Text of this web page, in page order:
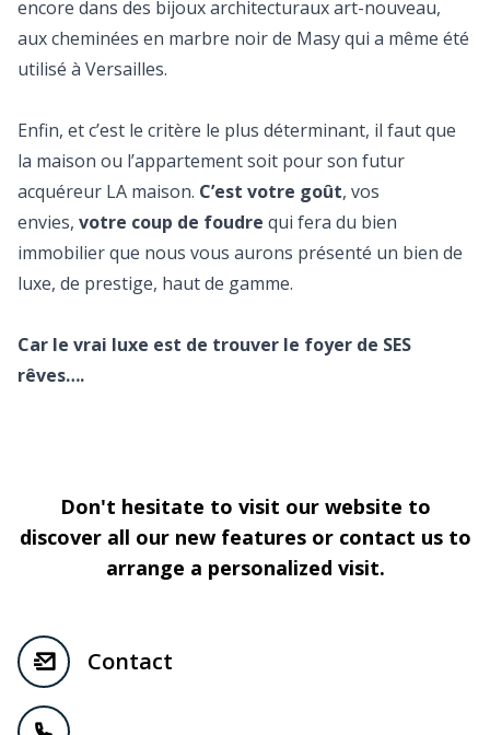
encore dans des bijoux architecturaux art-nouveau,
aux cheminées en marbre noir de Masy qui a même été
utilisé à Versailles.
Enfin, et c’est le critère le plus déterminant, il faut que
la maison ou l’appartement soit pour son futur
acquéreur LA maison. C’est votre goût, vos
envies, votre coup de foudre qui fera du bien
immobilier que nous vous aurons présenté un bien de
luxe, de prestige, haut de gamme.
Car le vrai luxe est de trouver le foyer de SES
rêves….
Don't hesitate to visit our website to
discover all our new features or contact us to
arrange a personalized visit.
Contact